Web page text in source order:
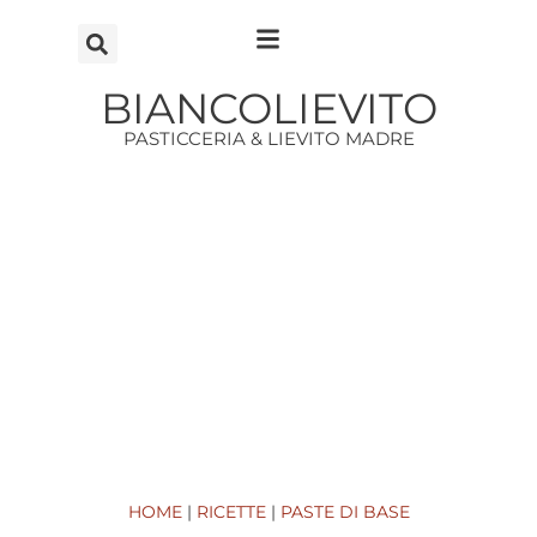
BIANCOLIEVITO
PASTICCERIA & LIEVITO MADRE
HOME| RICETTE| PASTE DI BASE